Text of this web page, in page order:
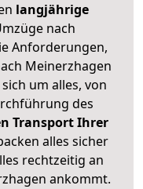
langjährige
nach
Anforderungen,
Meinerzhagen
um alles, von
des
Transport Ihrer
alles sicher
rechtzeitig an
ankommt.